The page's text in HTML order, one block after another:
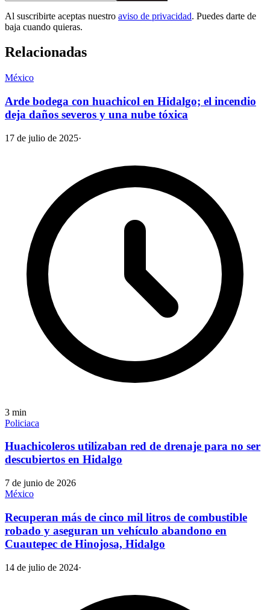
Al suscribirte aceptas nuestro aviso de privacidad. Puedes darte de
baja cuando quieras.
Relacionadas
México
Arde bodega con huachicol en Hidalgo; el incendio
deja daños severos y una nube tóxica
17 de julio de 2025·
3 min
Policiaca
Huachicoleros utilizaban red de drenaje para no ser
descubiertos en Hidalgo
7 de junio de 2026
México
Recuperan más de cinco mil litros de combustible
robado y aseguran un vehículo abandono en
Cuautepec de Hinojosa, Hidalgo
14 de julio de 2024·